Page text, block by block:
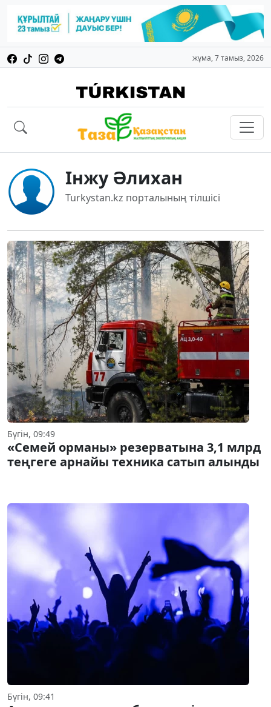
жұма, 7 тамыз, 2026
Інжу Әлихан
Turkystan.kz порталының тілшісі
Бүгін, 09:49
«Семей орманы» резерватына 3,1 млрд
теңгеге арнайы техника сатып алынды
Бүгін, 09:41